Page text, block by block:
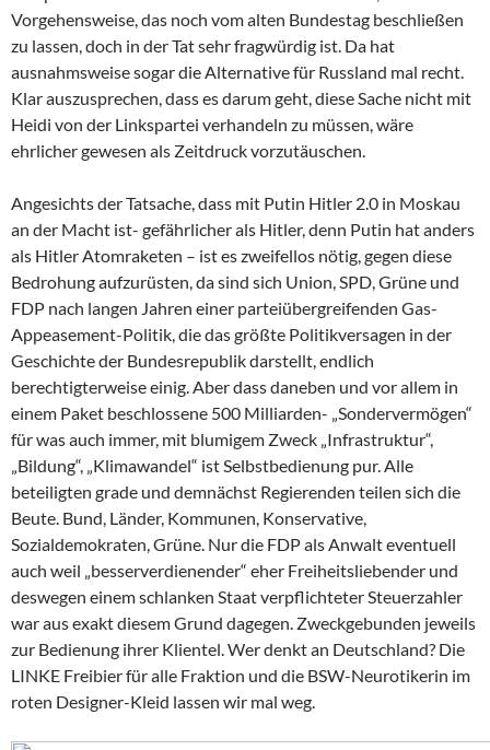
Vorgehensweise, das noch vom alten Bundestag beschließen
zu lassen, doch in der Tat sehr fragwürdig ist. Da hat
ausnahmsweise sogar die Alternative für Russland mal recht.
Klar auszusprechen, dass es darum geht, diese Sache nicht mit
Heidi von der Linkspartei verhandeln zu müssen, wäre
ehrlicher gewesen als Zeitdruck vorzutäuschen.
Angesichts der Tatsache, dass mit Putin Hitler 2.0 in Moskau
an der Macht ist- gefährlicher als Hitler, denn Putin hat anders
als Hitler Atomraketen – ist es zweifellos nötig, gegen diese
Bedrohung aufzurüsten, da sind sich Union, SPD, Grüne und
FDP nach langen Jahren einer parteiübergreifenden Gas-
Appeasement-Politik, die das größte Politikversagen in der
Geschichte der Bundesrepublik darstellt, endlich
berechtigterweise einig. Aber dass daneben und vor allem in
einem Paket beschlossene 500 Milliarden- „Sondervermögen“
für was auch immer, mit blumigem Zweck „Infrastruktur“,
„Bildung“, „Klimawandel“ ist Selbstbedienung pur. Alle
beteiligten grade und demnächst Regierenden teilen sich die
Beute. Bund, Länder, Kommunen, Konservative,
Sozialdemokraten, Grüne. Nur die FDP als Anwalt eventuell
auch weil „besserverdienender“ eher Freiheitsliebender und
deswegen einem schlanken Staat verpflichteter Steuerzahler
war aus exakt diesem Grund dagegen. Zweckgebunden jeweils
zur Bedienung ihrer Klientel. Wer denkt an Deutschland? Die
LINKE Freibier für alle Fraktion und die BSW-Neurotikerin im
roten Designer-Kleid lassen wir mal weg.